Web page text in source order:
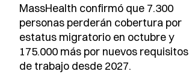
MassHealth confirmó que 7.300
personas perderán cobertura por
estatus migratorio en octubre y
175.000 más por nuevos requisitos
de trabajo desde 2027.